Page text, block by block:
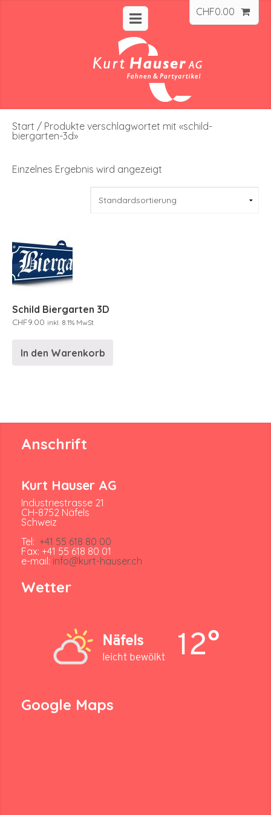
CHF0.00
Start / Produkte verschlagwortet mit «schild-
biergarten-3d»
Einzelnes Ergebnis wird angezeigt
Schild Biergarten 3D
CHF9.00 inkl. 8.1% MwSt.
In den Warenkorb
Anschrift
Kurt Hauser AG
Industriestrasse 21
CH-8752 Näfels
Schweiz
Tel: +41 55 618 80 00
Fax: +41 55 618 80 01
e-mail: info@kurt-hauser.ch
Wetter
Näfels
leicht bewölkt 12°
Google Maps